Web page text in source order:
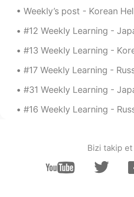
CN
Буду признателен,
свою аудиозапись,
вышеупомянутое
комментариях или в
чтобы я учился 🎙
Anastasiya Anastasia
Я люблю вас- I love
тебя - I love you Он
her Она любит его -
любим их - we love
Weekly’s post - Korean Hello HT friends 😄, Welcome to my
#12 Weekly Learning - Japanese 📝 Hello HT friends 😄,
#13 Weekly Learning - Korean 📝 Hello HT friends 😄, Welcome
#17 Weekly Learning - Russian 📝 Hello HT friends 😄, Welcome to
#31 Weekly Learning - Japanese 📝 Hello friends 😄, Welcome
#16 Weekly Learning - Russian 📝 Hello HT friends 😄, Welcome to
Bizi takip et